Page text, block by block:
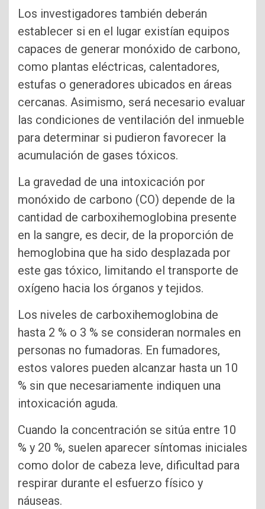
Los investigadores también deberán
establecer si en el lugar existían equipos
capaces de generar monóxido de carbono,
como plantas eléctricas, calentadores,
estufas o generadores ubicados en áreas
cercanas. Asimismo, será necesario evaluar
las condiciones de ventilación del inmueble
para determinar si pudieron favorecer la
acumulación de gases tóxicos.
La gravedad de una intoxicación por
monóxido de carbono (CO) depende de la
cantidad de carboxihemoglobina presente
en la sangre, es decir, de la proporción de
hemoglobina que ha sido desplazada por
este gas tóxico, limitando el transporte de
oxígeno hacia los órganos y tejidos.
Los niveles de carboxihemoglobina de
hasta 2 % o 3 % se consideran normales en
personas no fumadoras. En fumadores,
estos valores pueden alcanzar hasta un 10
% sin que necesariamente indiquen una
intoxicación aguda.
Cuando la concentración se sitúa entre 10
% y 20 %, suelen aparecer síntomas iniciales
como dolor de cabeza leve, dificultad para
respirar durante el esfuerzo físico y
náuseas.